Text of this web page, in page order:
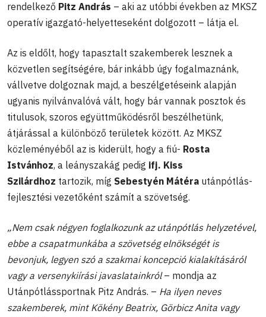
rendelkező Pitz András – aki az utóbbi években az MKSZ
operatív igazgató-helyetteseként dolgozott – látja el.
Az is eldőlt, hogy tapasztalt szakemberek lesznek a
közvetlen segítségére, bár inkább úgy fogalmaznánk,
vállvetve dolgoznak majd, a beszélgetéseink alapján
ugyanis nyilvánvalóvá vált, hogy bár vannak posztok és
titulusok, szoros együttműködésről beszélhetünk,
átjárással a különböző területek között. Az MKSZ
közleményéből az is kiderült, hogy a fiú- Rosta
Istvánhoz, a leányszakág pedig ifj. Kiss
Szilárdhoz tartozik, míg Sebestyén Mátéra utánpótlás-
fejlesztési vezetőként számít a szövetség.
„Nem csak négyen foglalkozunk az utánpótlás helyzetével,
ebbe a csapatmunkába a szövetség elnökségét is
bevonjuk, legyen szó a szakmai koncepció kialakításáról
vagy a versenykiírási javaslatainkról– mondja az
Utánpótlássportnak Pitz András. – Ha ilyen neves
szakemberek, mint Kökény Beatrix, Görbicz Anita vagy